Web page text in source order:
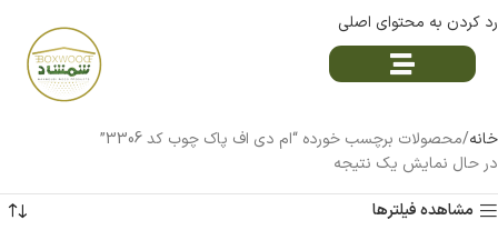
رد کردن به محتوای اصلی
خانه محصولات برچسب خورده “ام دی اف پاک چوب کد 3306”
در حال نمایش یک نتیجه
مشاهده فیلترها